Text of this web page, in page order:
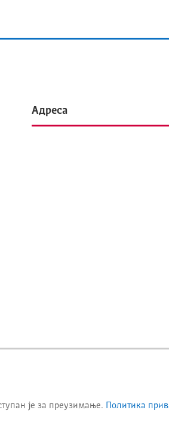
Адреса
је за преузимање. Политика